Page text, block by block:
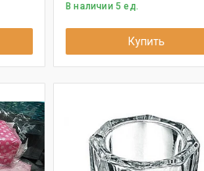
В наличии 5 ед.
Купить